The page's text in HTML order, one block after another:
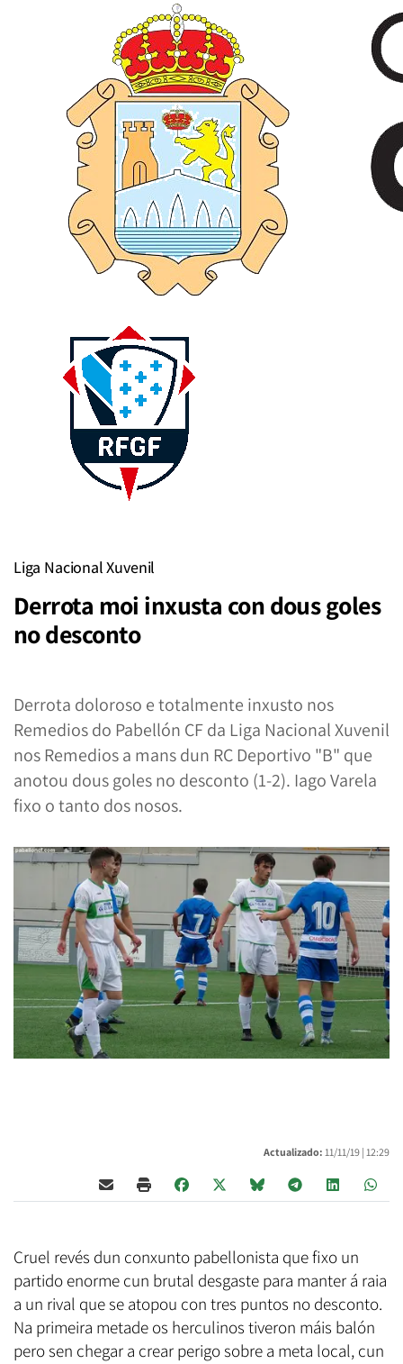
Liga Nacional Xuvenil
Derrota moi inxusta con dous goles
no desconto
Derrota doloroso e totalmente inxusto nos
Remedios do Pabellón CF da Liga Nacional Xuvenil
nos Remedios a mans dun RC Deportivo "B" que
anotou dous goles no desconto (1-2). Iago Varela
fixo o tanto dos nosos.
Actualizado: 11/11/19 | 12:29
Cruel revés dun conxunto pabellonista que fixo un
partido enorme cun brutal desgaste para manter á raia
a un rival que se atopou con tres puntos no desconto.
Na primeira metade os herculinos tiveron máis balón
pero sen chegar a crear perigo sobre a meta local, cun